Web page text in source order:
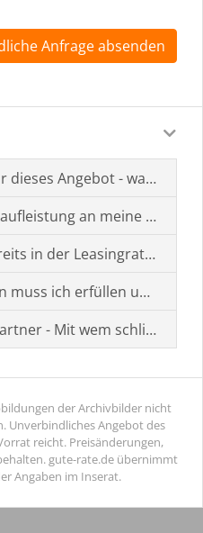
Anfrage absenden
dieses Angebot - was muss
an meine
in der Leasingrate
muss ich erfüllen um einen
- Mit wem schließe ich
der Archivbilder nicht
Unverbindliches Angebot des
reicht. Preisänderungen,
gute-rate.de übernimmt
Angaben im Inserat.